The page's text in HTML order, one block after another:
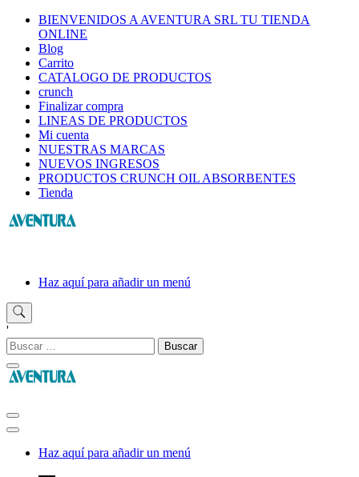
Saltar
contenido
BIENVENIDOS A AVENTURA SRL TU TIENDA
ONLINE
Blog
Carrito
CATALOGO DE PRODUCTOS
crunch
Finalizar compra
LINEAS DE PRODUCTOS
Mi cuenta
NUESTRAS MARCAS
NUEVOS INGRESOS
PRODUCTOS CRUNCH OIL ABSORBENTES
Tienda
Haz aquí para añadir un menú
'
Buscar:
Haz aquí para añadir un menú